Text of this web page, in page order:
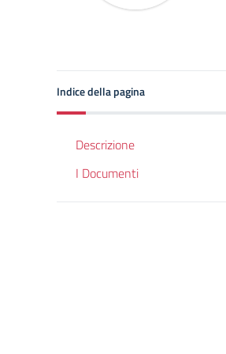
Indice della pagina
Descrizione
I Documenti